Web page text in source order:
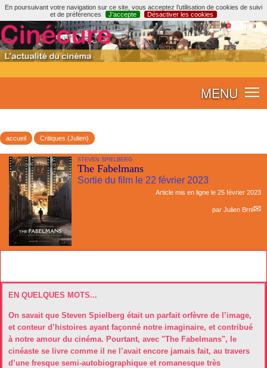
En poursuivant votre navigation sur ce site, vous acceptez l’utilisation de cookies de suivi
et de préférences
J’accepte Désactiver les cookies
MENU
accueil Critiques (Julien)
STEVEN SPIELBERG
The Fabelmans
Sortie du film le 22 février 2023
Article mis en ligne le 25 février 2023
par Julien Brnl
EN QUELQUES MOTS...
On savait que Steven Spielberg était un parfait orfèvre de l’image,
et conteur d’histoires ayant façonné notre imaginaire, et contribué
à notre amour du cinéma. Pourtant, avec "The Fabelmans", le
cinéaste se livre comme il ne l’avait encore jamais fait, au travers
d’une fresque semi-autobiographique et romanesque très